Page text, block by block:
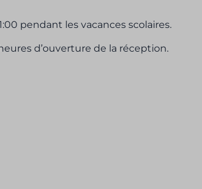
pendant les vacances scolaires.
d’ouverture de la réception.